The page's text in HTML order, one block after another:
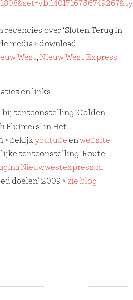
recencies over ‘Sloten Terug in
media > download
West, Nieuw West Express
en links
tentoonstelling ‘Golden
Pluimers’ in Het
> bekijkyoutube en website
tentoonstelling ‘Route
Nieuwwestexpress.nl
doelen’ 2009 > zie blog